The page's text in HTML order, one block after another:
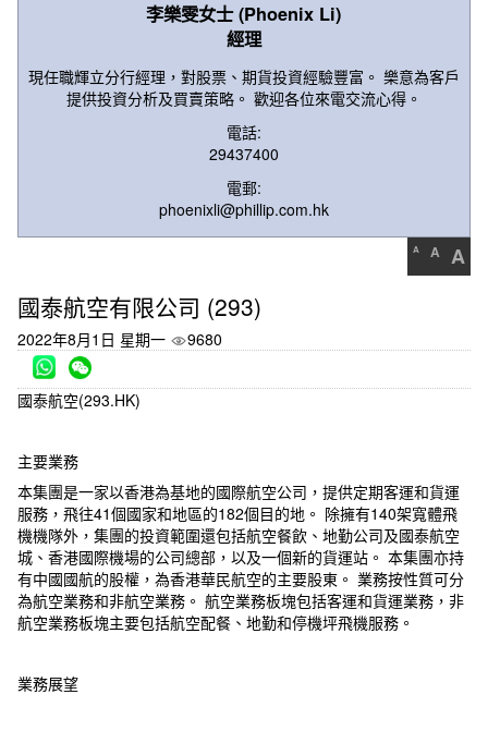
李樂雯女士 (Phoenix Li)
經理
現任職輝立分行經理，對股票、期貨投資經驗豐富。 樂意為客戶
提供投資分析及買賣策略。 歡迎各位來電交流心得。
電話:
29437400
電郵:
phoenixli@phillip.com.hk
A A A
國泰航空有限公司 (293)
2022年8月1日 星期一 9680
國泰航空(293.HK)
主要業務
本集團是一家以香港為基地的國際航空公司，提供定期客運和貨運
服務，飛往41個國家和地區的182個目的地。 除擁有140架寬體飛
機機隊外，集團的投資範圍還包括航空餐飲、地勤公司及國泰航空
城、香港國際機場的公司總部，以及一個新的貨運站。 本集團亦持
有中國國航的股權，為香港華民航空的主要股東。 業務按性質可分
為航空業務和非航空業務。 航空業務板塊包括客運和貨運業務，非
航空業務板塊主要包括航空配餐、地勤和停機坪飛機服務。
業務展望